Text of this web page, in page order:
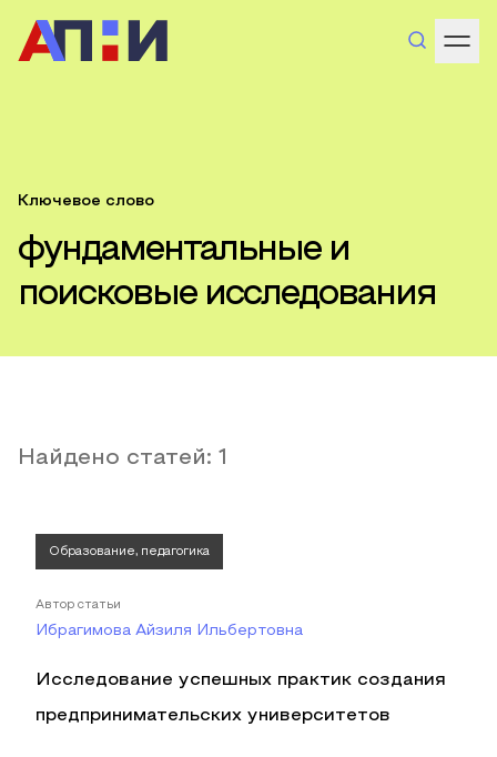
Ключевое слово
фундаментальные и
поисковые исследования
Найдено статей: 1
Образование, педагогика
Автор статьи
Ибрагимова Айзиля Ильбертовна
Исследование успешных практик создания
предпринимательских университетов